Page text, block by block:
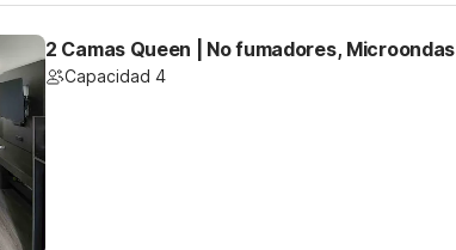
2 Camas Queen | No fumadores, Microondas
Capacidad 4